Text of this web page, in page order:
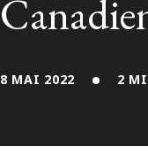
Contactez-nous
8 MAI 2022 2